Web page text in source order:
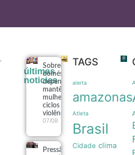
últimas
noticias
Sobrecarga
doméstica e
dependência
mantêm
mulheres em
ciclos de
violência
07/08
Pressão
TAGS
alerta
amazonas
Atleta
Brasil
Cidade clima